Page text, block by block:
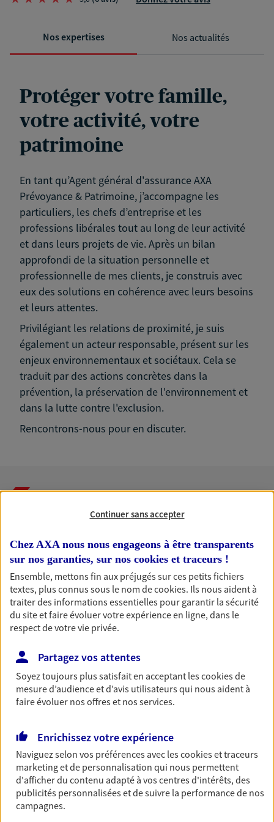
Nos expertises Nos actualités
Protéger votre famille,
votre activité, votre
patrimoine
En tant qu’Agent général d'assurance AXA
Prévoyance & Patrimoine, j’accompagne les
particuliers, les chefs d’entreprise et les
professions libérales tout au long de leur activité
et dans leurs projets de vie. Après un bilan
approfondi de la situation personnelle et
professionnelle de mes clients, je construis avec
eux des solutions en cohérence avec leurs besoins
et leurs attentes.
Privilégiant les relations de proximité, je suis
également un acteur responsable, présent sur les
enjeux environnementaux et sociétaux. Cela se
traduit par des actions concrètes dans la
prévention, la préservation de l'environnement et
dans la lutte contre l'exclusion.
Rencontrons-nous pour en discuter.
Nos expertises
Accompagner les
professionnels et les
entreprises
Comme vous, nous sommes des indépendants. Nous
bâtissons ensemble des solutions cohérentes pour
vous-même et votre famille.
Accompagner vos projets de
Achat immobilier, installation, départ à la retraite…
Autant de moments de vie qui nécessitent des solutions
d'assurance et d'épargne. Recevez un conseil d'expert
cohérent avec vos besoins
Continuer sans accepter
Chez AXA nous nous engageons à être transparents
sur nos garanties, sur nos cookies et traceurs !
Ensemble, mettons fin aux préjugés sur ces petits fichiers
textes, plus connus sous le nom decookies. Ils nous aident à
traiter des informations essentielles pour garantir la sécurité
du site et faire évoluer votre expérience en ligne, dans le
respect de votre vie privée.
Partagez vos attentes
Soyez toujours plus satisfait en acceptant lescookiesde
mesure d’audience et d’avis utilisateurs qui nous aident à
faire évoluer nos offres et nos services.
Enrichissez votre expérience
Naviguez selon vos préférences avec lescookies et traceurs
marketing et de personnalisation qui nous permettent
d'afficher du contenu adapté à vos centres d'intérêts, des
publicités personnalisées et de suivre la performance de nos
campagnes.